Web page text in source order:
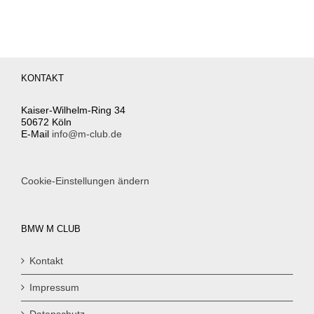
KONTAKT
Kaiser-Wilhelm-Ring 34
50672 Köln
E-Mail info@m-club.de
Cookie-Einstellungen ändern
BMW M CLUB
Kontakt
Impressum